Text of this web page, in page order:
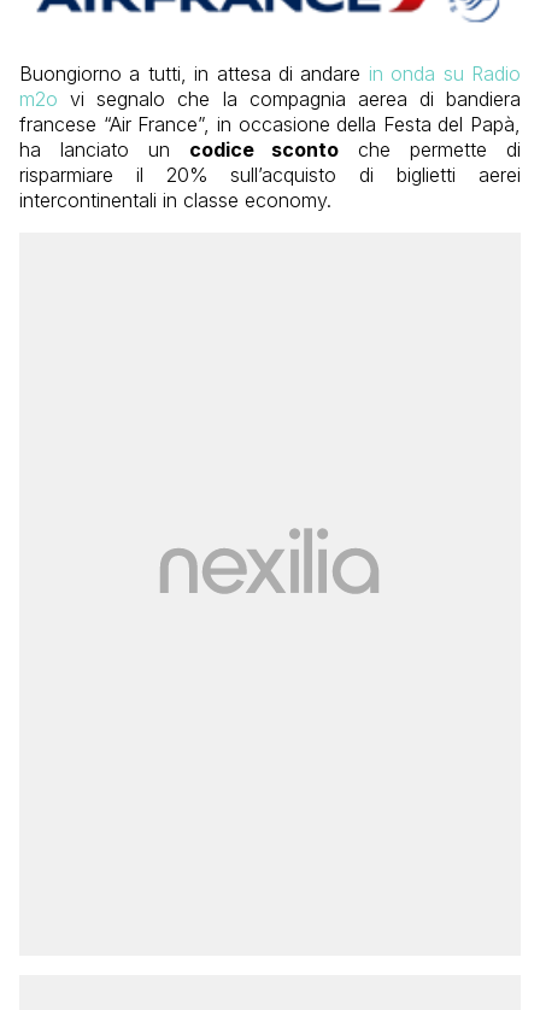
Buongiorno a tutti, in attesa di andare in onda su Radio
m2ovi segnalo che la compagnia aerea di bandiera
francese “Air France”, in occasione della Festa del Papà,
ha lanciato un codice sconto che permette di
risparmiare il 20% sull’acquisto di biglietti aerei
intercontinentali in classe economy.